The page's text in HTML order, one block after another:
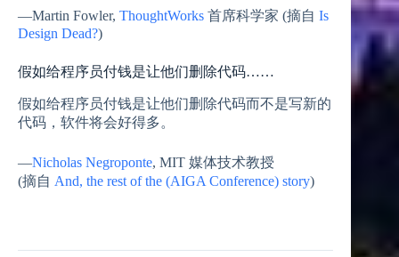
—Martin Fowler, ThoughtWorks 首席科学家 (摘自 Is
Design Dead?)
假如给程序员付钱是让他们删除代码……
假如给程序员付钱是让他们删除代码而不是写新的
代码，软件将会好得多。
—Nicholas Negroponte, MIT 媒体技术教授
(摘自 And, the rest of the (AIGA Conference) story)